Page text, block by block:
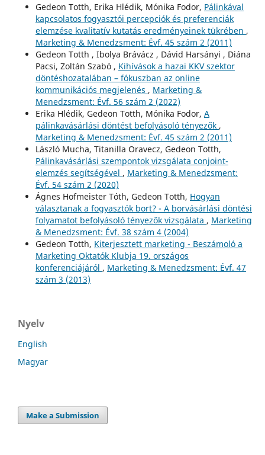
Gedeon Totth, Erika Hlédik, Mónika Fodor, Pálinkával
kapcsolatos fogyasztói percepciók és preferenciák
elemzése kvalitatív kutatás eredményeinek tükrében ,
Marketing & Menedzsment: Évf. 45 szám 2 (2011)
Gedeon Totth , Ibolya Brávácz , Dávid Harsányi , Diána
Pacsi, Zoltán Szabó , Kihívások a hazai KKV szektor
döntéshozatalában – fókuszban az online
kommunikációs megjelenés , Marketing &
Menedzsment: Évf. 56 szám 2 (2022)
Erika Hlédik, Gedeon Totth, Mónika Fodor, A
pálinkavásárlási döntést befolyásoló tényezők ,
Marketing & Menedzsment: Évf. 45 szám 2 (2011)
László Mucha, Titanilla Oravecz, Gedeon Totth,
Pálinkavásárlási szempontok vizsgálata conjoint-
elemzés segítségével , Marketing & Menedzsment:
Évf. 54 szám 2 (2020)
Ágnes Hofmeister Tóth, Gedeon Totth, Hogyan
választanak a fogyasztók bort? - A borvásárlási döntési
folyamatot befolyásoló tényezők vizsgálata , Marketing
& Menedzsment: Évf. 38 szám 4 (2004)
Gedeon Totth, Kiterjesztett marketing - Beszámoló a
Marketing Oktatók Klubja 19. országos
konferenciájáról , Marketing & Menedzsment: Évf. 47
szám 3 (2013)
Nyelv
English
Magyar
Make a Submission